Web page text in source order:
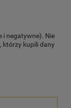
i negatywne). Nie
którzy kupili dany